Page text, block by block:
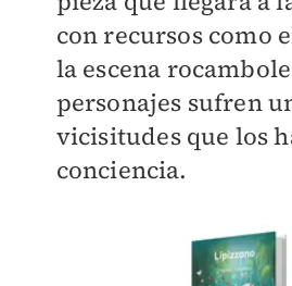
con recursos como
la escena
personajes sufren
vicisitudes que los
conciencia.